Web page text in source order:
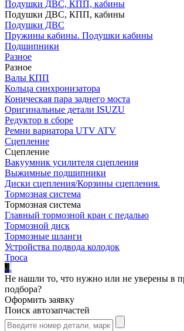
Подушки ДВС, КПП, кабины
Подушки ДВС, КПП, кабины
Подушки ДВС
Пружины кабины. Подушки кабины
Подшипники
Разное
Разное
Валы КПП
Кольца синхронизатора
Коническая пара заднего моста
Оригинальные детали ISUZU
Редуктор в сборе
Ремни вариатора UTV ATV
Сцепление
Сцепление
Вакуумник усилителя сцепления
Выжимные подшипники
Диски сцепления/Корзины сцепления.
Тормозная система
Тормозная система
Главный тормозной кран с педалью
Тормозной диск
Тормозные шланги
Устройства подвода колодок
Троса
...
Не нашли то, что нужно или не уверены в
подбора?
Оформить заявку
Поиск автозапчастей